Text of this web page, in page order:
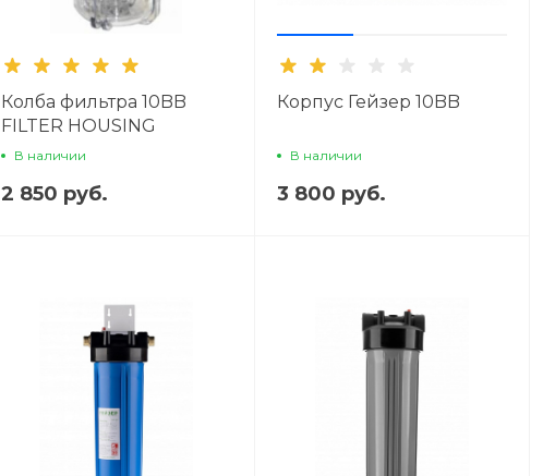
Колба фильтра 10BB
FILTER HOUSING
CH1050T-BKBL
В наличии
2 850 руб.
Корпус Гейзер 10BB
В наличии
3 800 руб.